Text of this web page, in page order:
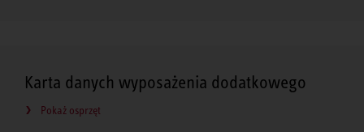
Karta danych wyposażenia dodatkowego
Pokaż osprzęt